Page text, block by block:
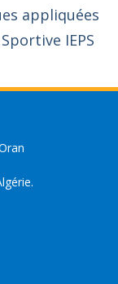
appliquées
IEPS